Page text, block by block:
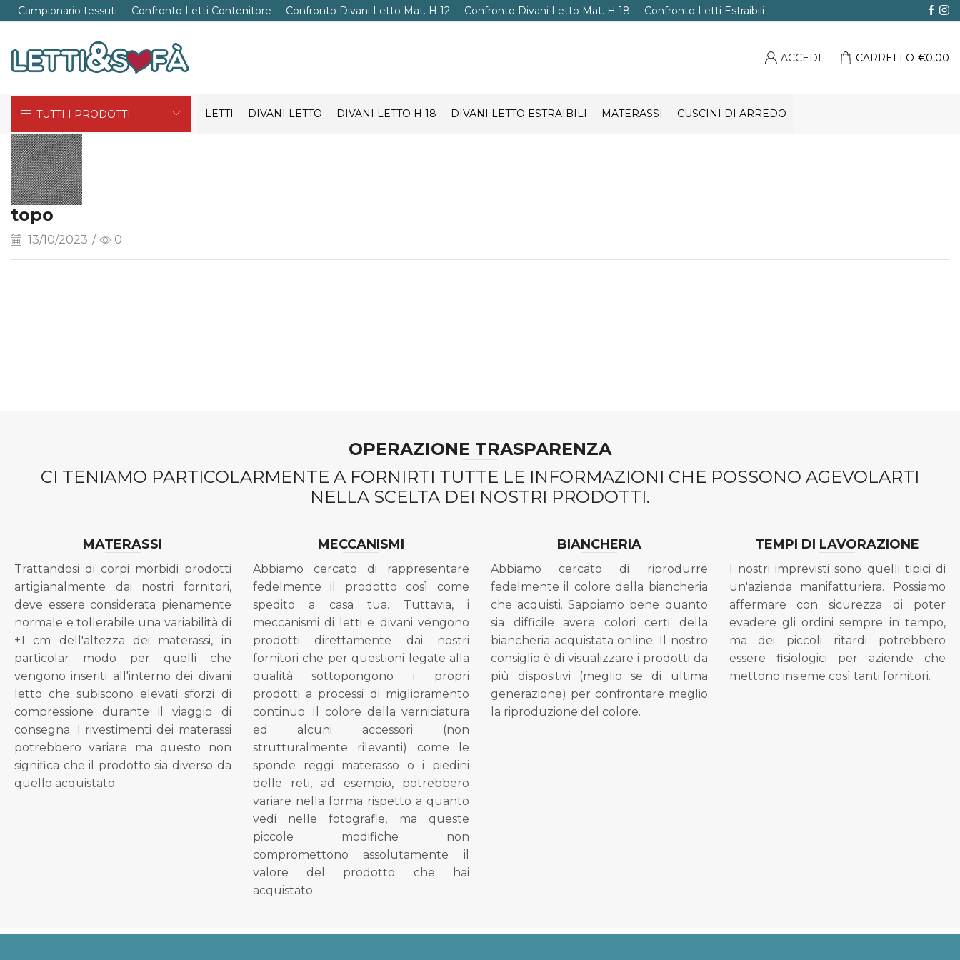
Campionario tessuti Confronto Letti Contenitore Confronto Divani Letto Mat. H 12 Confronto Divani Letto Mat. H 18 Confronto Letti Estraibili
ACCEDI CARRELLO €0,00
TUTTI I PRODOTTI LETTI DIVANI LETTO DIVANI LETTO H 18 DIVANI LETTO ESTRAIBILI MATERASSI CUSCINI DI ARREDO
topo
13/10/2023 / 0
OPERAZIONE TRASPARENZA
CI TENIAMO PARTICOLARMENTE A FORNIRTI TUTTE LE INFORMAZIONI CHE POSSONO AGEVOLARTI
NELLA SCELTA DEI NOSTRI PRODOTTI.
MATERASSI
Trattandosi di corpi morbidi prodotti
artigianalmente dai nostri fornitori,
deve essere considerata pienamente
normale e tollerabile una variabilità di
±1 cm dell'altezza dei materassi, in
particolar modo per quelli che
vengono inseriti all'interno dei divani
letto che subiscono elevati sforzi di
compressione durante il viaggio di
consegna. I rivestimenti dei materassi
potrebbero variare ma questo non
significa che il prodotto sia diverso da
quello acquistato.
MECCANISMI
Abbiamo cercato di rappresentare
fedelmente il prodotto così come
spedito a casa tua. Tuttavia, i
meccanismi di letti e divani vengono
prodotti direttamente dai nostri
fornitori che per questioni legate alla
qualità sottopongono i propri
prodotti a processi di miglioramento
continuo. Il colore della verniciatura
ed alcuni accessori (non
strutturalmente rilevanti) come le
sponde reggi materasso o i piedini
delle reti, ad esempio, potrebbero
variare nella forma rispetto a quanto
vedi nelle fotografie, ma queste
piccole modifiche non
compromettono assolutamente il
valore del prodotto che hai
acquistato.
BIANCHERIA
Abbiamo cercato di riprodurre
fedelmente il colore della biancheria
che acquisti. Sappiamo bene quanto
sia difficile avere colori certi della
biancheria acquistata online. Il nostro
consiglio è di visualizzare i prodotti da
più dispositivi (meglio se di ultima
generazione) per confrontare meglio
la riproduzione del colore.
TEMPI DI LAVORAZIONE
I nostri imprevisti sono quelli tipici di
un'azienda manifatturiera. Possiamo
affermare con sicurezza di poter
evadere gli ordini sempre in tempo,
ma dei piccoli ritardi potrebbero
essere fisiologici per aziende che
mettono insieme così tanti fornitori.